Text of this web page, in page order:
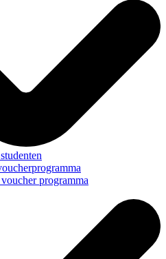
programma